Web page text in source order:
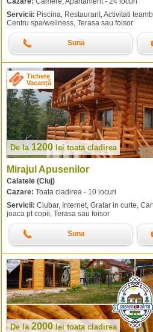
Servicii: Piscina, Restaurant, Activitati
Centru spa/wellness, Terasa sau foisor
Suna
Tichete
Vacanță
De la 1200 lei toata cladirea
Mirajul Apusenilor
Calatele (Cluj)
Cazare: Toata cladirea - 10 locuri
Servicii: Ciubar, Internet, Gratar in curte,
joaca pt copii, Terasa sau foisor
Suna
De la2000leitoata cladirea